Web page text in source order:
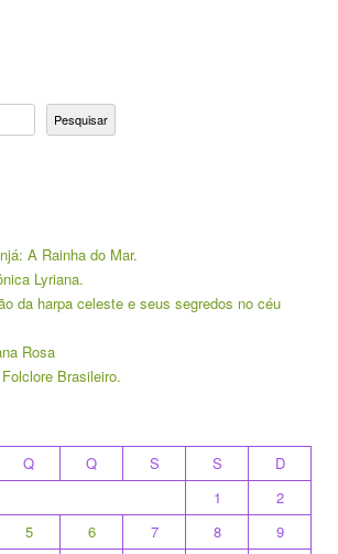
Pesquisar
A Rainha do Mar.
Lyriana.
da harpa celeste e seus segredos no céu
Rosa
Brasileiro.
Q Q S S
D
1
2
5 6 7 8
9